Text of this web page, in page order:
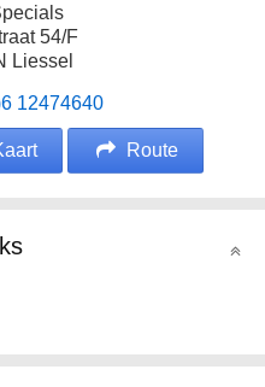
54/F
Liessel
12474640
Route